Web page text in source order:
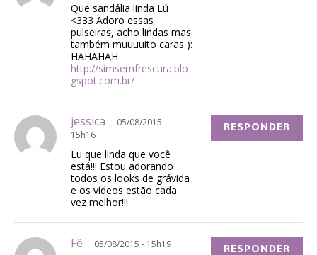
Que sandália linda Lú
<333 Adoro essas
pulseiras, acho lindas mas
também muuuuito caras ):
HAHAHAH
http://simsemfrescura.blo
gspot.com.br/
jessica
05/08/2015 -
15h16
Lu que linda que você
está!!! Estou adorando
todos os looks de grávida
e os vídeos estão cada
vez melhor!!!
RESPONDER
Fê 05/08/2015 - 15h19 RESPONDER